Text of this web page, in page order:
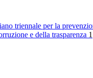
triennale per la
e della trasparenza 1